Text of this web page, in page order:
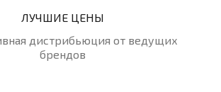
ЛУЧШИЕ ЦЕНЫ
дистрибьюция от ведущих
брендов